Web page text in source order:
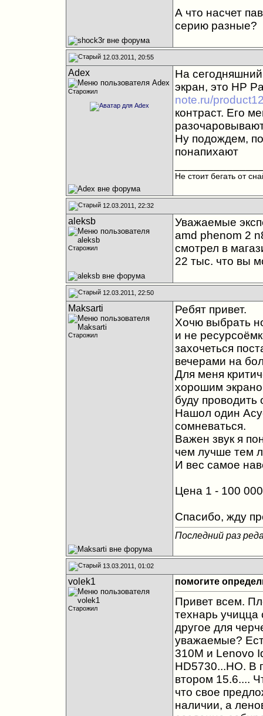
А что насчет
серию разные?
12.03.2011, 20:55
Adex
Старожил
На
экран, это HP
note.ru/
контраст. Его
Ну подождем,
понапихают
Не стоит бегать от
12.03.2011, 22:32
aleksb
Старожил
Уважаемые
amd phenom 2
смотрел в
22 тыс. что вы
12.03.2011, 22:50
Maksarti
Старожил
Ребят привет.
Хочю выбрать
и не
захочеться
вечерами на
Для меня
хорошим
буду
Нашол один
сомневаться.
Важен звук я
чем лучше тем
И вес самое
Цена 1 - 100
Спасибо, жду
Последний раз
13.03.2011, 01:02
volek1
Старожил
помогите
Привет всем.
технарь учицца
другое для
уважаемые?
310М и Lenovo
HD5730...НО. В
втором 15.6....
что свое
наличии, а